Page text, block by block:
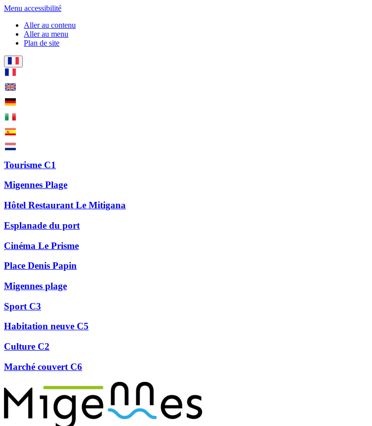
Menu accessibilité
Aller au contenu
Aller au menu
Plan de site
Tourisme C1
Migennes Plage
Hôtel Restaurant Le Mitigana
Esplanade du port
Cinéma Le Prisme
Place Denis Papin
Migennes plage
Sport C3
Habitation neuve C5
Culture C2
Marché couvert C6
Précédent
Suivant